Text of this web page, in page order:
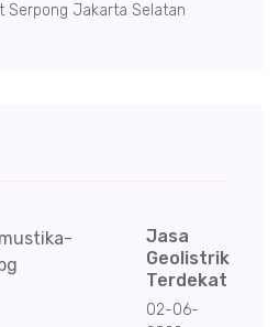
Serpong Jakarta Selatan
Jasa
Geolistrik
Terdekat
02-06-